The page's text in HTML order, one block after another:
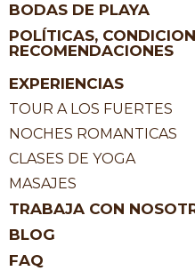
BODAS DE PLAYA
POLÍTICAS,
RECOMENDACIONES
EXPERIENCIAS
TOUR A LOS FUERTES
NOCHES ROMANTICAS
CLASES DE YOGA
MASAJES
TRABAJA CON
BLOG
FAQ